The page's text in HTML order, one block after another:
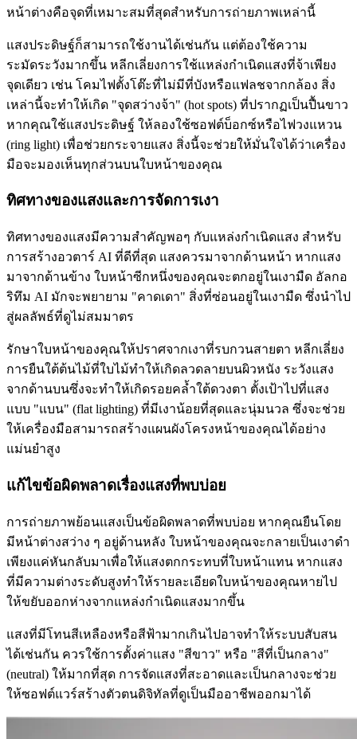
หน้าต่างคือจุดที่เหมาะสมที่สุดสำหรับการถ่ายภาพเหล่านี้
แสงประดิษฐ์ก็สามารถใช้งานได้เช่นกัน แต่ต้องใช้ความ
ระมัดระวังมากขึ้น หลีกเลี่ยงการใช้แหล่งกำเนิดแสงที่จ้าเพียง
จุดเดียว เช่น โคมไฟตั้งโต๊ะที่ไม่มีที่บังหรือแฟลชจากกล้อง สิ่ง
เหล่านี้จะทำให้เกิด "จุดสว่างจ้า" (hot spots) ที่ปรากฏเป็นปื้นขาว
หากคุณใช้แสงประดิษฐ์ ให้ลองใช้ซอฟต์บ็อกซ์หรือไฟวงแหวน
(ring light) เพื่อช่วยกระจายแสง สิ่งนี้จะช่วยให้มั่นใจได้ว่าเครื่อง
มือจะมองเห็นทุกส่วนบนใบหน้าของคุณ
ทิศทางของแสงและการจัดการเงา
ทิศทางของแสงมีความสำคัญพอๆ กับแหล่งกำเนิดแสง สำหรับ
การสร้างอวตาร์ AI ที่ดีที่สุด แสงควรมาจากด้านหน้า หากแสง
มาจากด้านข้าง ใบหน้าซีกหนึ่งของคุณจะตกอยู่ในเงามืด อัลกอ
ริทึม AI มักจะพยายาม "คาดเดา" สิ่งที่ซ่อนอยู่ในเงามืด ซึ่งนำไป
สู่ผลลัพธ์ที่ดูไม่สมมาตร
รักษาใบหน้าของคุณให้ปราศจากเงาที่รบกวนสายตา หลีกเลี่ยง
การยืนใต้ต้นไม้ที่ใบไม้ทำให้เกิดลวดลายบนผิวหนัง ระวังแสง
จากด้านบนซึ่งจะทำให้เกิดรอยคล้ำใต้ดวงตา ตั้งเป้าไปที่แสง
แบบ "แบน" (flat lighting) ที่มีเงาน้อยที่สุดและนุ่มนวล ซึ่งจะช่วย
ให้เครื่องมือสามารถสร้างแผนผังโครงหน้าของคุณได้อย่าง
แม่นยำสูง
แก้ไขข้อผิดพลาดเรื่องแสงที่พบบ่อย
การถ่ายภาพย้อนแสงเป็นข้อผิดพลาดที่พบบ่อย หากคุณยืนโดย
มีหน้าต่างสว่าง ๆ อยู่ด้านหลัง ใบหน้าของคุณจะกลายเป็นเงาดำ
เพียงแค่หันกลับมาเพื่อให้แสงตกกระทบที่ใบหน้าแทน หากแสง
ที่มีความต่างระดับสูงทำให้รายละเอียดใบหน้าของคุณหายไป
ให้ขยับออกห่างจากแหล่งกำเนิดแสงมากขึ้น
แสงที่มีโทนสีเหลืองหรือสีฟ้ามากเกินไปอาจทำให้ระบบสับสน
ได้เช่นกัน ควรใช้การตั้งค่าแสง "สีขาว" หรือ "สีที่เป็นกลาง"
(neutral) ให้มากที่สุด การจัดแสงที่สะอาดและเป็นกลางจะช่วย
ให้ซอฟต์แวร์สร้างตัวตนดิจิทัลที่ดูเป็นมืออาชีพออกมาได้